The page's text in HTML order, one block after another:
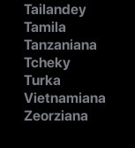
Tailandey
Tamila
Tanzaniana
Tcheky
Turka
Vietnamiana
Zeorziana